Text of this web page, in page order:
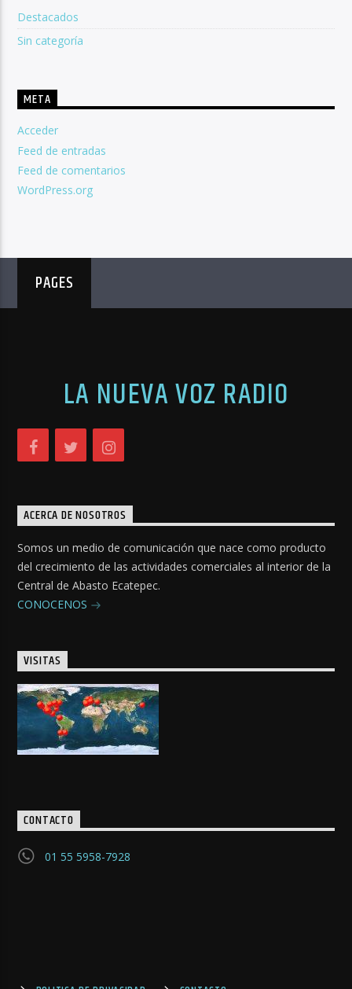
Destacados
Sin categoría
META
Acceder
Feed de entradas
Feed de comentarios
WordPress.org
PAGES
LA NUEVA VOZ RADIO
ACERCA DE NOSOTROS
Somos un medio de comunicación que nace como producto
del crecimiento de las actividades comerciales al interior de la
Central de Abasto Ecatepec.
CONOCENOS
VISITAS
CONTACTO
01 55 5958-7928